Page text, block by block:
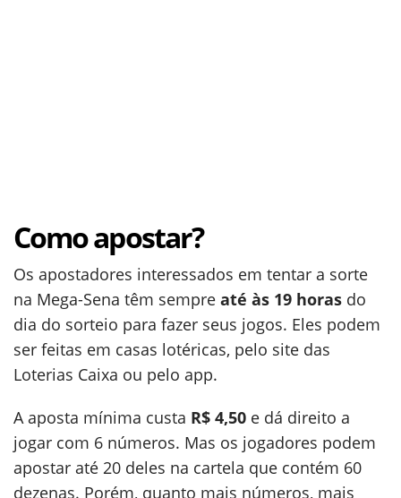
Como apostar?
Os apostadores interessados em tentar a sorte
na Mega-Sena têm sempre até às 19 horas do
dia do sorteio para fazer seus jogos. Eles podem
ser feitas em casas lotéricas, pelo site das
Loterias Caixa ou pelo app.
A aposta mínima custa R$ 4,50 e dá direito a
jogar com 6 números. Mas os jogadores podem
apostar até 20 deles na cartela que contém 60
dezenas. Porém, quanto mais números, mais